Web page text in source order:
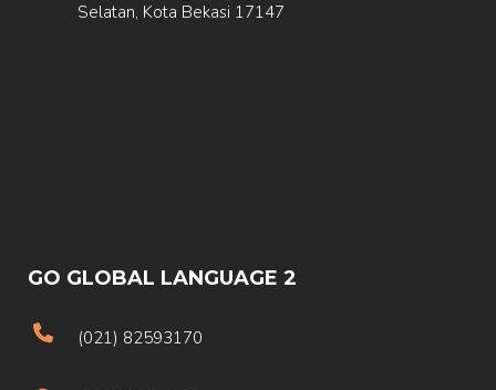
Selatan, Kota Bekasi 17147
GO GLOBAL LANGUAGE 2
(021) 82593170